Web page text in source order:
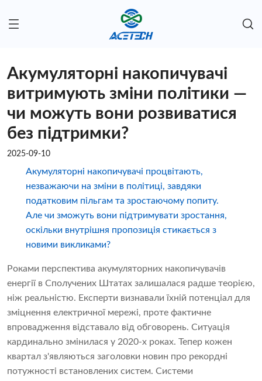
Акумуляторні накопичувачі
витримують зміни політики —
чи можуть вони розвиватися
без підтримки?
2025-09-10
Акумуляторні накопичувачі процвітають,
незважаючи на зміни в політиці, завдяки
податковим пільгам та зростаючому попиту.
Але чи зможуть вони підтримувати зростання,
оскільки внутрішня пропозиція стикається з
новими викликами?
Роками перспектива акумуляторних накопичувачів
енергії в Сполучених Штатах залишалася радше теорією,
ніж реальністю. Експерти визнавали їхній потенціал для
зміцнення електричної мережі, проте фактичне
впровадження відставало від обговорень. Ситуація
кардинально змінилася у 2020-х роках. Тепер кожен
квартал з'являються заголовки новин про рекордні
потужності встановлених систем. Системи